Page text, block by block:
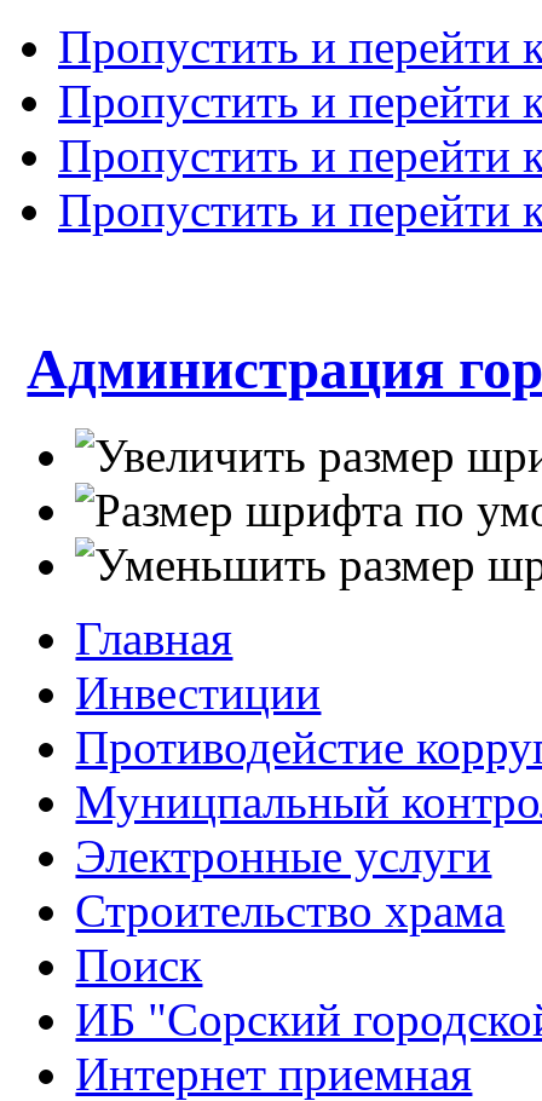
Пропустить и перейти
Пропустить и перейти
Пропустить и перейти
Пропустить и перейти
Администрация
Главная
Инвестиции
Противодейстие
Муницпальный
Электронные услуги
Строительство храма
Поиск
ИБ "Сорский
Интернет приемная